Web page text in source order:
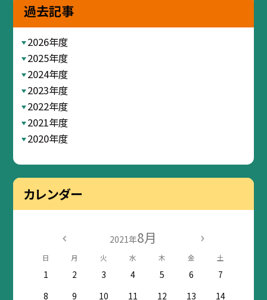
過去記事
2026年度
2025年度
2024年度
2023年度
2022年度
2021年度
2020年度
カレンダー
2021年8月
日 月 火 水 木 金 土
1 2 3 4 5 6
7
8
9 10 11 12 13
14